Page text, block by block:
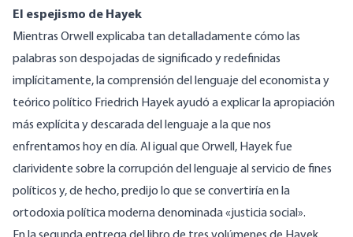
El espejismo de Hayek
Mientras Orwell explicaba tan detalladamente cómo las
palabras son despojadas de significado y redefinidas
implícitamente, la comprensión del lenguaje del economista y
teórico político Friedrich Hayek ayudó a explicar la apropiación
más explícita y descarada del lenguaje a la que nos
enfrentamos hoy en día. Al igual que Orwell, Hayek fue
clarividente sobre la corrupción del lenguaje al servicio de fines
políticos y, de hecho, predijo lo que se convertiría en la
ortodoxia política moderna denominada «justicia social».